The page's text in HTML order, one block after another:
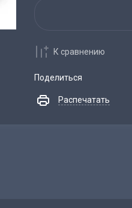
К сравнению
Поделиться
Распечатать